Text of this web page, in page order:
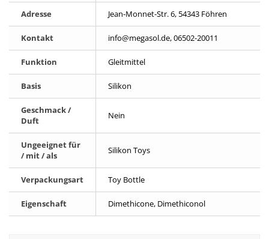
Adresse Jean-Monnet-Str. 6, 54343 Föhren
Kontakt info@megasol.de, 06502-20011
Funktion Gleitmittel
Basis Silikon
Geschmack /
Duft
Nein
Ungeeignet für
/ mit / als
Silikon Toys
Verpackungsart Toy Bottle
Eigenschaft Dimethicone, Dimethiconol